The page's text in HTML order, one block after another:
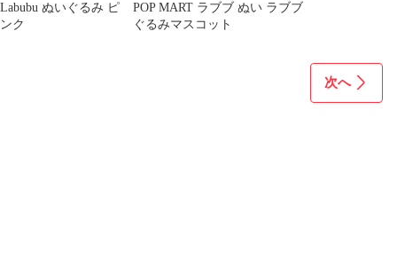
Labubu ぬいぐるみ ピ
ンク
POP MART ラブブ ぬい
ぐるみマスコット
ラブブ
次へ